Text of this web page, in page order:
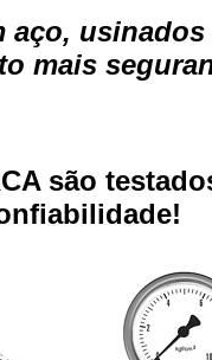
usinados
mais
são